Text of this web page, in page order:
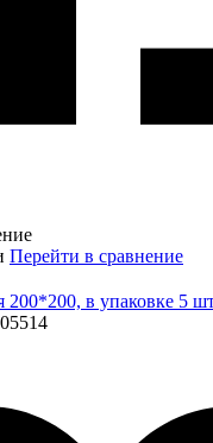
Перейти в сравнение
200*200, в упаковке 5